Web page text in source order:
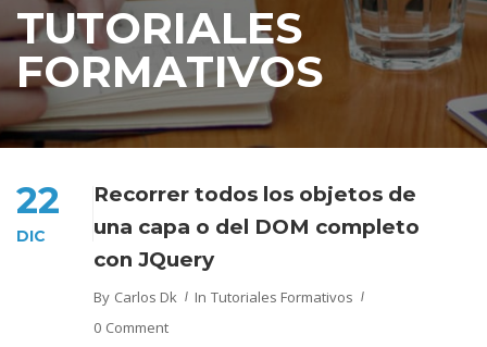
TUTORIALES
FORMATIVOS
22
DIC
Recorrer todos los objetos de
una capa o del DOM completo
con JQuery
By Carlos Dk In Tutoriales Formativos
0 Comment